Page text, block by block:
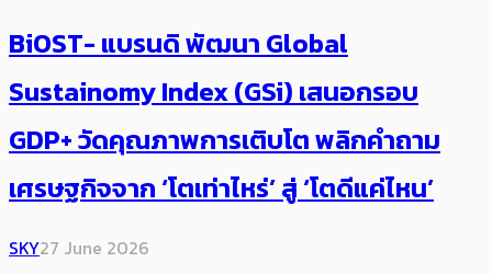
BiOST- แบรนดิ พัฒนา​ Global
Sustainomy Index (GSi) เสนอกรอบ
GDP+ วัดคุณภาพการเติบโต พลิกคำถาม
เศรษฐกิจจาก ‘โตเท่าไหร่’ สู่ ‘โตดีแค่ไหน’
SKY27 June 2026